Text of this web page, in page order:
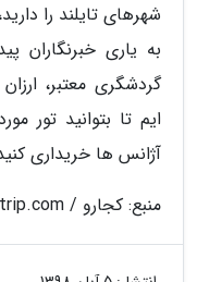
شهرهای تایلند را
به یاری خبرنگاران
گردشگری معتبر،
ایم تا بتوانید تور
آژانس ها خریداری
منبع: کجارو / theculturetrip.com